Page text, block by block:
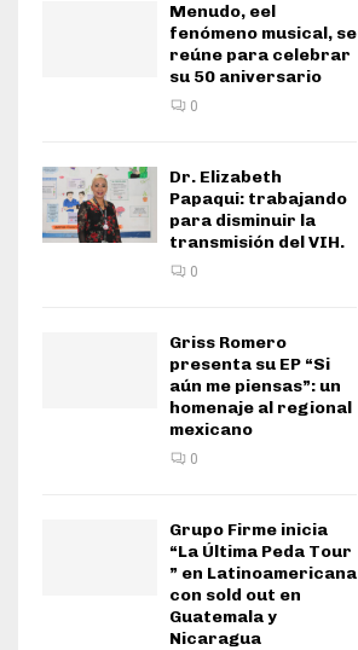
Menudo, eel
fenómeno musical, se
reúne para celebrar
su 50 aniversario
0
Dr. Elizabeth
Papaqui: trabajando
para disminuir la
transmisión del VIH.
0
Griss Romero
presenta su EP “Si
aún me piensas”: un
homenaje al regional
mexicano
0
Grupo Firme inicia
“La Última Peda Tour
” en Latinoamericana
con sold out en
Guatemala y
Nicaragua